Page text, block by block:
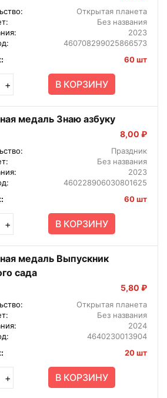
Открытая планета
Без названия
2023
460708299025866573
60 шт
+ В КОРЗИНУ
медаль Знаю азбуку
8,00 ₽
Праздник
Без названия
2023
460228906030801625
60 шт
+ В КОРЗИНУ
медаль Выпускник
сада
5,80 ₽
Открытая планета
Без названия
2024
4640230013904
20 шт
+ В КОРЗИНУ